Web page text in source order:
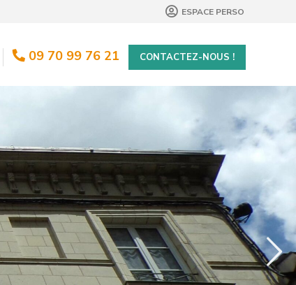
09 70 99 76 21 CONTACTEZ-NOUS !